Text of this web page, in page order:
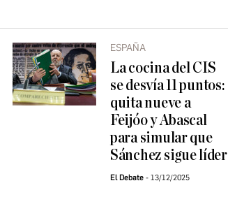
ESPAÑA
La cocina del CIS
se desvía 11 puntos:
quita nueve a
Feijóo y Abascal
para simular que
Sánchez sigue líder
El Debate 13/12/2025